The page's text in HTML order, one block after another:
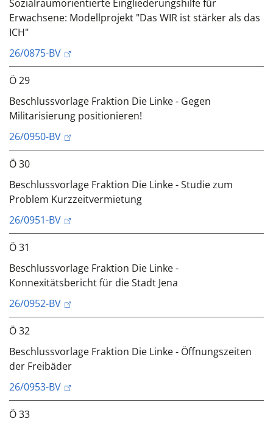
Sozialraumorientierte Eingliederungshilfe für
Erwachsene: Modellprojekt "Das WIR ist stärker als das
ICH"
26/0875-BV
Ö 29
Beschlussvorlage Fraktion Die Linke - Gegen
Militarisierung positionieren!
26/0950-BV
Ö 30
Beschlussvorlage Fraktion Die Linke - Studie zum
Problem Kurzzeitvermietung
26/0951-BV
Ö 31
Beschlussvorlage Fraktion Die Linke -
Konnexitätsbericht für die Stadt Jena
26/0952-BV
Ö 32
Beschlussvorlage Fraktion Die Linke - Öffnungszeiten
der Freibäder
26/0953-BV
Ö 33